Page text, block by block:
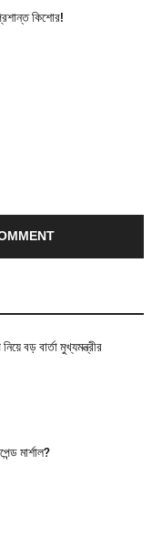
কিশোর!
বড় বার্তা মুখ্যমন্ত্রীর
মার্শাল?